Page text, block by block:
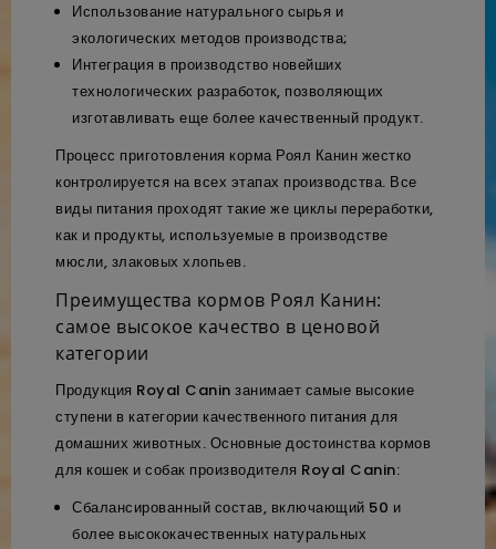
Использование натурального сырья и
экологических методов производства;
Интеграция в производство новейших
технологических разработок, позволяющих
изготавливать еще более качественный продукт.
Процесс приготовления корма Роял Канин жестко
контролируется на всех этапах производства. Все
виды питания проходят такие же циклы переработки,
как и продукты, используемые в производстве
мюсли, злаковых хлопьев.
Преимущества кормов Роял Канин:
самое высокое качество в ценовой
категории
Продукция Royal Canin занимает самые высокие
ступени в категории качественного питания для
домашних животных. Основные достоинства кормов
для кошек и собак производителя Royal Canin:
Сбалансированный состав, включающий 50 и
более высококачественных натуральных